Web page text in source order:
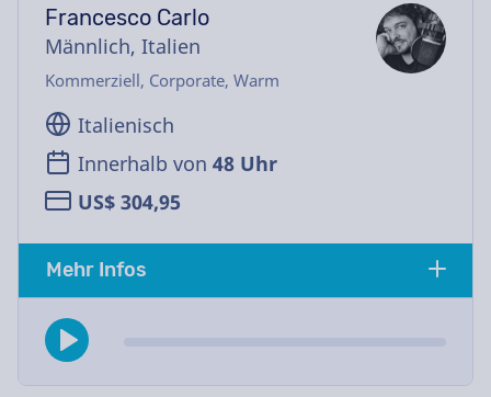
Francesco Carlo
Männlich, Italien
Kommerziell, Corporate, Warm
Italienisch
Innerhalb von 48 Uhr
US$ 304,95
Mehr Infos